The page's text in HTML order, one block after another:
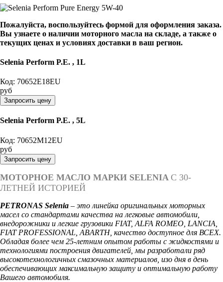
Пожалуйста, воспользуйтесь формой для оформления заказа.
Вы узнаете о наличии моторного масла на складе, а также о
текущих ценах и условиях доставки в ваш регион.
Selenia Perform P.E. , 1L
Код: 70652E18EU
руб
Selenia Perform P.E. , 5L
Код: 70652M12EU
руб
МОТОРНОЕ МАСЛО МАРКИ SELENIA С 30-
ЛЕТНЕЙ ИСТОРИЕЙ
PETRONAS Selenia – это линейка оригинальных моторных
масел со стандартами качества на легковые автомобили,
внедорожники и легкие грузовики FIAT, ALFA ROMEO, LANCIA,
FIAT PROFESSIONAL, ABARTH, качество доступное для ВСЕХ.
Обладая более чем 25-летним опытом работы с жидкостями и
технологиями построения двигателей, мы разработали ряд
высокотехнологичных смазочных материалов, изо дня в день
обеспечивающих максимальную защиту и оптимальную работу
Вашего автомобиля.